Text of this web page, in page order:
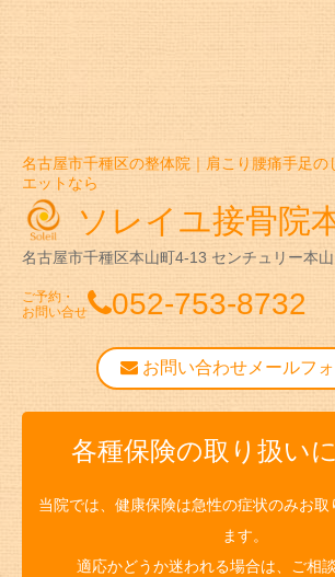
名古屋市千種区の整体院｜肩こり腰痛手足の
エットなら
ソレイユ接骨院
名古屋市千種区本山町4-13 センチュリー本
ご予約・
お問い合せ
052-753-8732
お問い合わせメールフ
各種保険の取り扱い
当院では、健康保険は急性の症状のみお取
ます。
適応かどうか迷われる場合は、ご相談